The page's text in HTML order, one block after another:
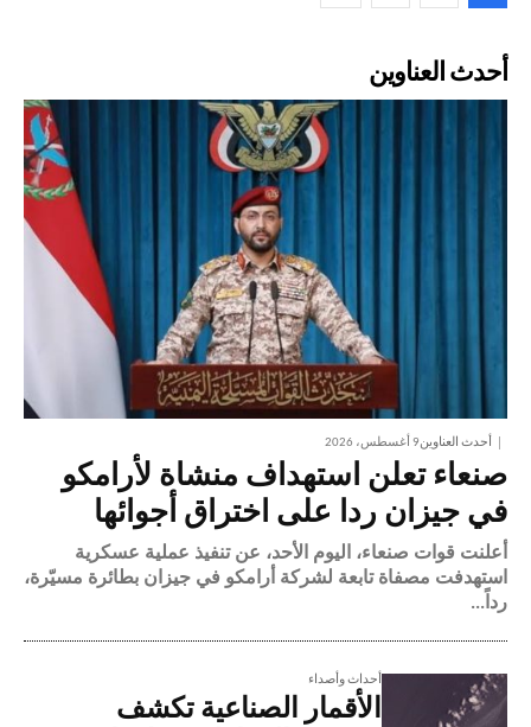
أحدث العناوين
أحدث العناوين9 أغسطس، 2026
صنعاء تعلن استهداف منشاة لأرامكو
في جيزان ردا على اختراق أجوائها
أعلنت قوات صنعاء، اليوم الأحد، عن تنفيذ عملية عسكرية
استهدفت مصفاة تابعة لشركة أرامكو في جيزان بطائرة مسيّرة،
رداً...
أحداث وأصداء
الأقمار الصناعية تكشف